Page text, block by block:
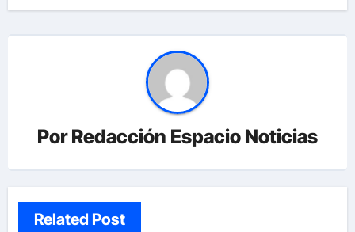
PorRedacción Espacio Noticias
Related Post